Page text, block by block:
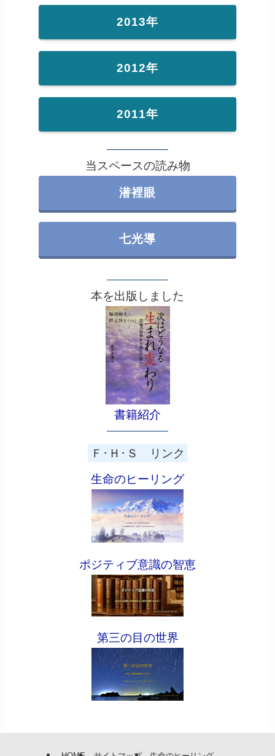
2013年
2012年
2011年
当スペースの読み物
潜裡眼
七光導
本を出版しました
書籍紹介
Ｆ･Ｈ･Ｓ リンク
生命のヒーリング
ポジティブ意識の智恵
第三の目の世界